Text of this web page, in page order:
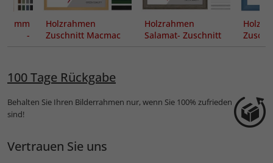
-
Holzrahmen
Zuschnitt Macmac
Holzrahmen
Salamat- Zuschnitt
100 Tage Rückgabe
Behalten Sie Ihren Bilderrahmen nur, wenn Sie 100% zufrieden
sind!
Vertrauen Sie uns